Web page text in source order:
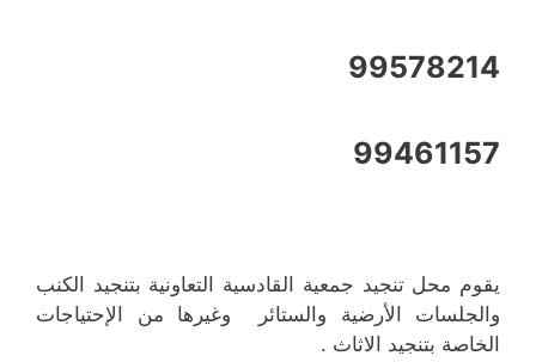
99578214
99461157
يقوم محل تنجيد جمعية القادسية التعاونية بتنجيد الكنب
والجلسات الأرضية والستائر وغيرها من الإحتياجات
الخاصة بتنجيد الاثاث .